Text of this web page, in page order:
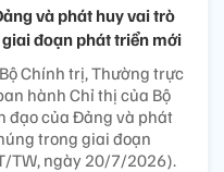
và phát huy vai trò
đoạn phát triển mới
Chính trị, Thường trực
hành Chỉ thị của Bộ
đạo của Đảng và phát
trong giai đoạn
TW, ngày 20/7/2026).